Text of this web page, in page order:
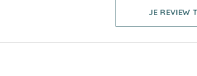
JE REVIEW